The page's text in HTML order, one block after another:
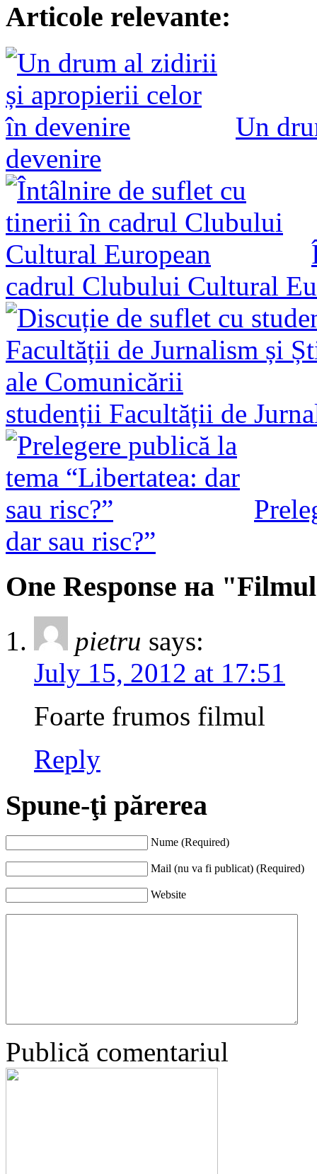
Articole relevante:
Un
devenire
cadrul Clubului Cultural
studenții Facultății de
dar sau risc?”
One Response на
pietru says:
July 15, 2012 at 17:51
Foarte frumos filmul
Reply
Spune-ţi părerea
Nume (Required)
Mail (nu va fi publicat) (Required)
Website
Publică comentariul